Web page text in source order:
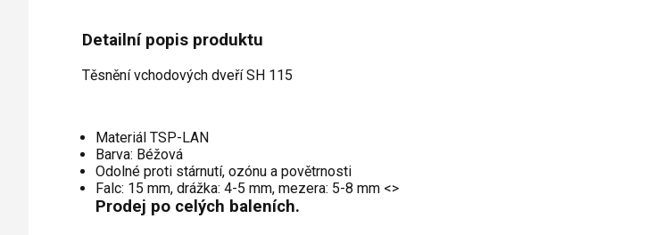
Detailní popis produktu
Těsnění vchodových dveří SH 115
Materiál TSP-LAN
Barva: Béžová
Odolné proti stárnutí, ozónu a povětrnosti
Falc: 15 mm, drážka: 4-5 mm, mezera: 5-8 mm <>
Prodej po celých baleních.